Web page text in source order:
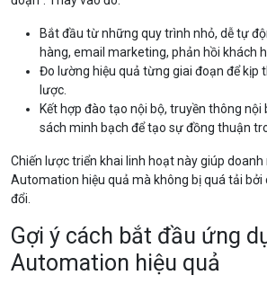
Bắt đầu từ những quy trình nhỏ, dễ tự
hàng, email marketing, phản hồi khách
Đo lường hiệu quả từng giai đoạn để kịp
lược.
Kết hợp đào tạo nội bộ, truyền thông nội
sách minh bạch để tạo sự đồng thuận
Chiến lược triển khai linh hoạt này giúp doanh
Automation hiệu quả mà không bị quá tải bởi
đổi.
Gợi ý cách bắt đầu ứng
Automation hiệu quả